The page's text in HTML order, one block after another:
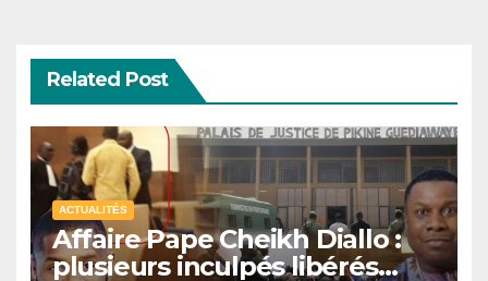
Related Post
ACTUALITÉS
Affaire Pape Cheikh Diallo :
plusieurs inculpés libérés